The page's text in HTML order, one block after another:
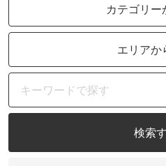
カテゴリー
エリアか
検索